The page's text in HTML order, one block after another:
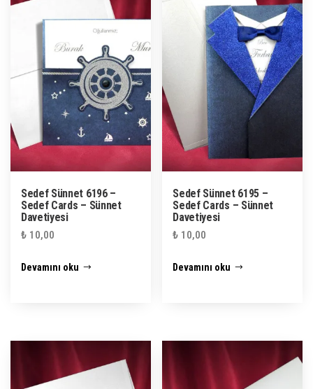
Sedef Sünnet 6196 –
Sedef Cards – Sünnet
Davetiyesi
₺ 10,00
Devamını oku
Sedef Sünnet 6195 –
Sedef Cards – Sünnet
Davetiyesi
₺ 10,00
Devamını oku